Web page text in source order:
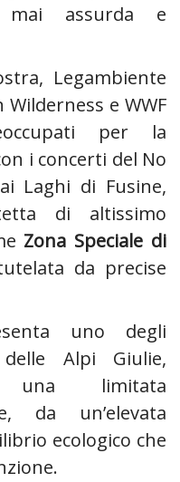
assurda e
Legambiente
Wilderness e WWF
per la
i concerti del No
Laghi di Fusine,
di altissimo
Zona Speciale di
da precise
uno degli
Alpi Giulie,
una limitata
da un’elevata
ecologico che